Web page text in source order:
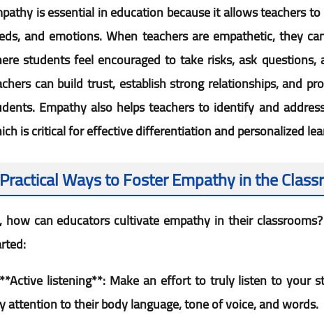
is essential in education because it allows teachers
and emotions. When teachers are empathetic, they
students feel encouraged to take risks, ask
can build trust, establish strong relationships, and
Empathy also helps teachers to identify and
is critical for effective differentiation and personalized
Practical Ways to Foster Empathy in the
how can educators cultivate empathy in their
listening**: Make an effort to truly listen to your
attention to their body language, tone of voice, and words.